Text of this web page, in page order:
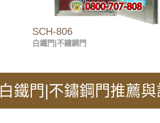
SCH-806
白鐵門|不鏽鋼門
白鐵門|不鏽鋼門推薦